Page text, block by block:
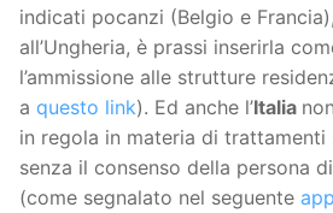
indicati pocanzi (Belgio e
all’Ungheria, è prassi inserirla
l’ammissione alle strutture
a questo link). Ed anche l’Italia
in regola in materia di trattamenti
senza il consenso della persona
(come segnalato nel seguente